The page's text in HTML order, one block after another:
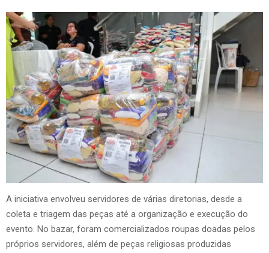
A iniciativa envolveu servidores de várias diretorias, desde a
coleta e triagem das peças até a organização e execução do
evento. No bazar, foram comercializados roupas doadas pelos
próprios servidores, além de peças religiosas produzidas